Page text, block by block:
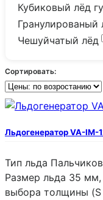
Кубиковый лёд
Гранулированый
Чешуйчатый лёд
Сортировать:
Льдогенератор VA-IM-
Тип льда
Размер льда 35 мм,
выбора толщины (S